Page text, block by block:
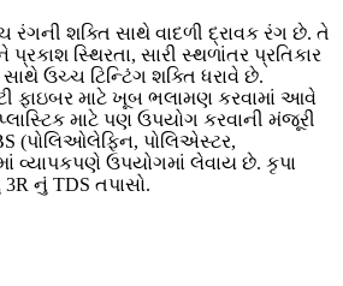
શક્તિ સાથે વાદળી દ્રાવક રંગ છે. તે
પ્રકાશ સ્થિરતા, સારી સ્થળાંતર પ્રતિકાર
ઉચ્ચ ટિન્ટિંગ શક્તિ ધરાવે છે.
ફાઇબર માટે ખૂબ ભલામણ કરવામાં આવે
માટે પણ ઉપયોગ કરવાની મંજૂરી
(પોલિઓલેફિન, પોલિએસ્ટર,
વ્યાપકપણે ઉપયોગમાં લેવાય છે. કૃપા
નું TDS તપાસો.